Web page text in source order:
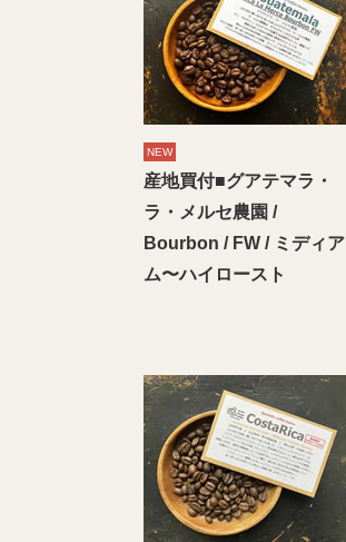
NEW
産地買付■グアテマラ・
ラ・メルセ農園 /
Bourbon / FW / ミディア
ム〜ハイロースト